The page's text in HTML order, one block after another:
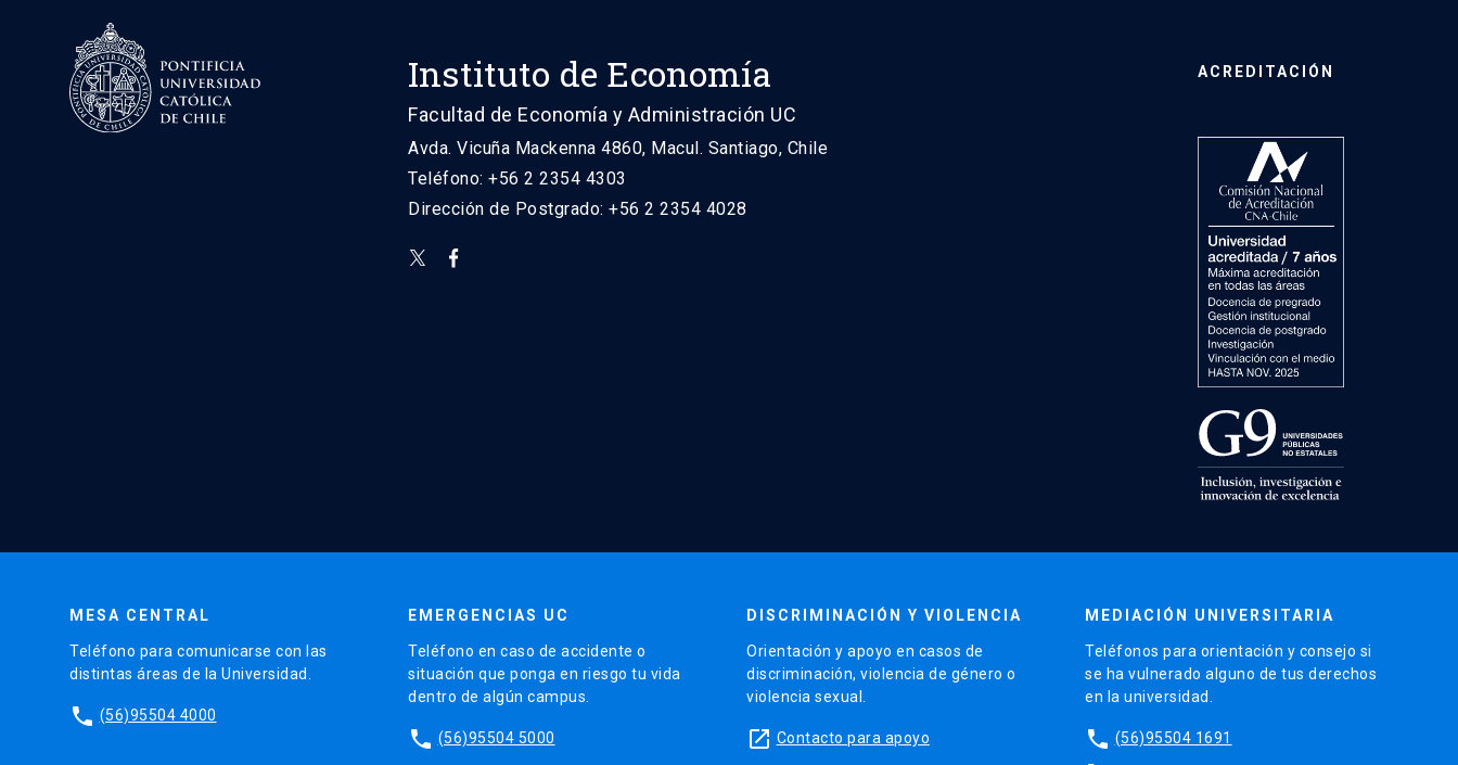
Instituto de Economía
Facultad de Economía y Administración UC
Avda. Vicuña Mackenna 4860, Macul. Santiago, Chile
Teléfono: +56 2 2354 4303
Dirección de Postgrado: +56 2 2354 4028
ACREDITACIÓN
MESA CENTRAL
Teléfono para comunicarse con las
distintas áreas de la Universidad.
phone (56)95504 4000
EMERGENCIAS UC
Teléfono en caso de accidente o
situación que ponga en riesgo tu vida
dentro de algún campus.
phone (56)95504 5000
DISCRIMINACIÓN Y VIOLENCIA
Orientación y apoyo en casos de
discriminación, violencia de género o
violencia sexual.
launch Contacto para apoyo
MEDIACIÓN UNIVERSITARIA
Teléfonos para orientación y consejo si
se ha vulnerado alguno de tus derechos
en la universidad.
phone (56)95504 1691